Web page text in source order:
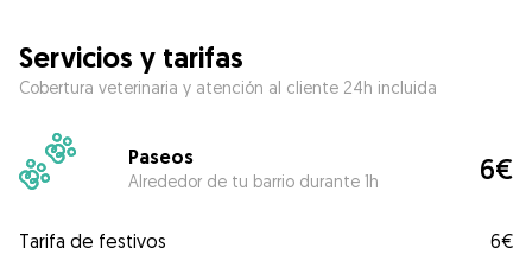
Servicios y tarifas
Cobertura veterinaria y atención al cliente 24h incluida
Paseos
Alrededor de tu barrio durante 1h 6€
Tarifa de festivos
6€